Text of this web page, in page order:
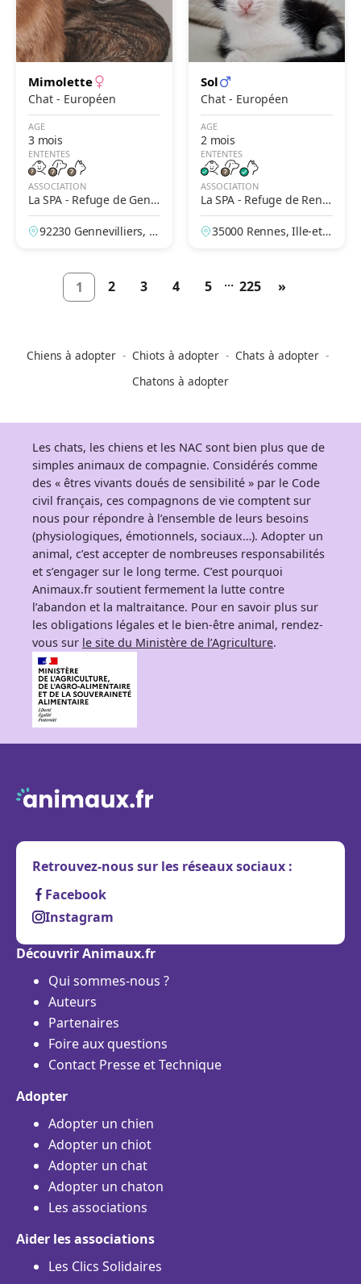
Mimolette
Chat - Européen
AGE
3 mois
ENTENTES
ASSOCIATION
La SPA - Refuge de Genn
evilliers – Grammont
92230 Gennevilliers, H
Sol
Chat - Européen
AGE
2 mois
ENTENTES
ASSOCIATION
La SPA - Refuge de Renn
es
35000 Rennes, Ille-et-V
1 2 3 4 5 ... 225 »
Chiens à adopter Chiots à adopter
Chats à adopter
Chatons à adopter
Les chats, les chiens et les NAC sont bien plus que de
simples animaux de compagnie. Considérés comme
des « êtres vivants doués de sensibilité » par le Code
civil français, ces compagnons de vie comptent sur
nous pour répondre à l’ensemble de leurs besoins
(physiologiques, émotionnels, sociaux…). Adopter un
animal, c’est accepter de nombreuses responsabilités
et s’engager sur le long terme. C’est pourquoi
Animaux.fr soutient fermement la lutte contre
l’abandon et la maltraitance. Pour en savoir plus sur
les obligations légales et le bien-être animal, rendez-
vous sur le site du Ministère de l’Agriculture.
Retrouvez-nous sur les réseaux sociaux :
Facebook
Instagram
Découvrir Animaux.fr
Qui sommes-nous ?
Auteurs
Partenaires
Foire aux questions
Contact Presse et Technique
Adopter
Adopter un chien
Adopter un chiot
Adopter un chat
Adopter un chaton
Les associations
Aider les associations
Les Clics Solidaires